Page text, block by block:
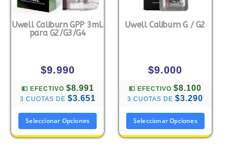
Uwell Caliburn GPP 3ml.
para G2/G3/G4
$9.990
💵 EFECTIVO $8.991
3 CUOTAS DE $3.651
Seleccionar Opciones
Uwell Caliburn G / G2
$9.000
💵 EFECTIVO$8.100
3 CUOTAS DE$3.290
Seleccionar Opciones